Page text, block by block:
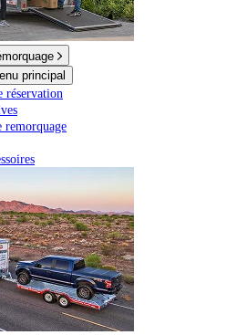
principal
réservation
remorquage